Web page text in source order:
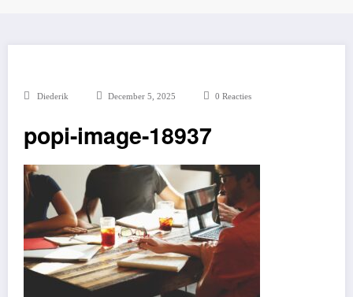
Diederik December 5, 2025 0 Reacties
popi-image-18937